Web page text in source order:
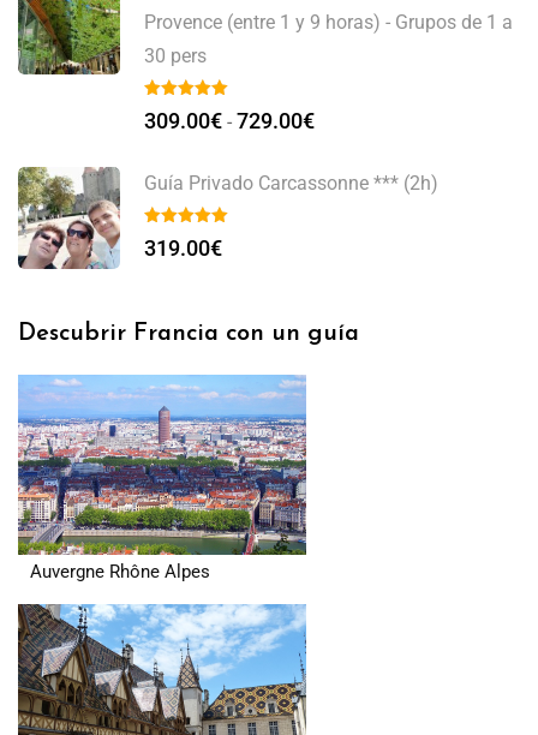
Provence (entre 1 y 9 horas) - Grupos de 1 a
30 pers
309.00€ - 729.00€
Guía Privado Carcassonne *** (2h)
319.00€
Descubrir Francia con un guía
Auvergne Rhône Alpes